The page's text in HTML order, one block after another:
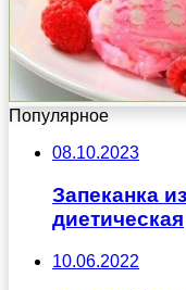
Популярное
08.10.2023
Запеканка
диетическая
10.06.2022